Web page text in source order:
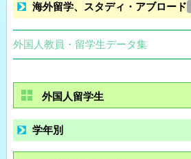
海外留学、スタディ・アブロード
外国人教員・留学生データ集
外国人留学生
学年別